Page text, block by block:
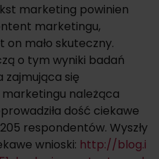
marketing powinien
marketingu,
on mało skuteczny.
o tym wyniki badań
zajmująca się
należąca
dość ciekawe
respondentów. Wyszły
wnioski: http://blog.i